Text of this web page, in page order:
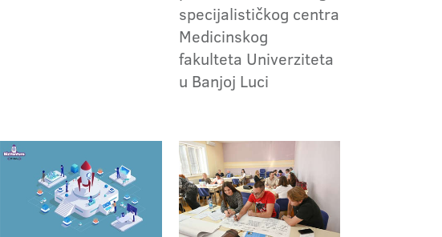
specijalističkog centra
Medicinskog
fakulteta Univerziteta
u Banjoj Luci